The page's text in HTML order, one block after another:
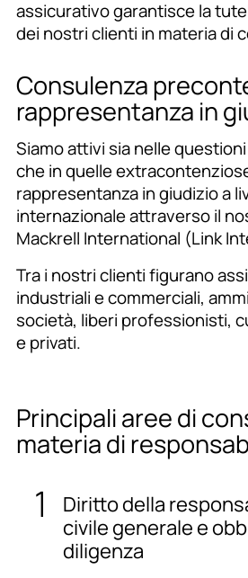
assicurativo garantisce la
dei nostri clienti in materia di
Consulenza
rappresentanza in
Siamo attivi sia nelle
che in quelle
rappresentanza in giudizio a
internazionale attraverso il
Mackrell International (Link
Tra i nostri clienti figurano
industriali e commerciali,
società, liberi professionisti,
e privati.
Principali aree di
materia di
Diritto della
civile generale e
diligenza